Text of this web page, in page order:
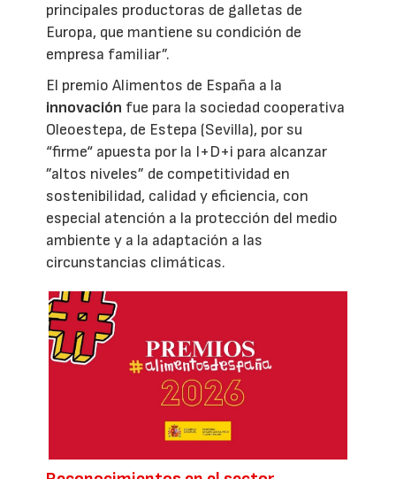
principales productoras de galletas de
Europa, que mantiene su condición de
empresa familiar”.
El premio Alimentos de España a la
innovación fue para la sociedad cooperativa
Oleoestepa, de Estepa (Sevilla), por su
“firme“ apuesta por la I+D+i para alcanzar
”altos niveles” de competitividad en
sostenibilidad, calidad y eficiencia, con
especial atención a la protección del medio
ambiente y a la adaptación a las
circunstancias climáticas.